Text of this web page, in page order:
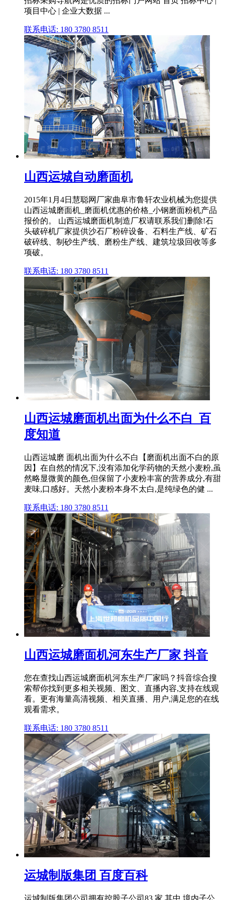
项目中心 | 企业大数据 ...
联系电话: 180 3780 8511
山西运城自动磨面机
2015年1月4日慧聪网厂家曲阜市鲁轩农业机械为您提供
山西运城磨面机_磨面机优惠的价格_小钢磨面粉机产品
报价的。 山西运城磨面机制造厂权请联系我们删除!石
头破碎机厂家提供沙石厂粉碎设备、石料生产线、矿石
破碎线、制砂生产线、磨粉生产线、建筑垃圾回收等多
项破。
联系电话: 180 3780 8511
山西运城磨面机出面为什么不白_百
度知道
山西运城磨 面机出面为什么不白【磨面机出面不白的原
因】在自然的情况下,没有添加化学药物的天然小麦粉,虽
然略显微黄的颜色,但保留了小麦粉丰富的营养成分,有甜
麦味,口感好。天然小麦粉本身不太白,是纯绿色的健 ...
联系电话: 180 3780 8511
山西运城磨面机河东生产厂家 抖音
您在查找山西运城磨面机河东生产厂家吗？抖音综合搜
索帮你找到更多相关视频、图文、直播内容,支持在线观
看。更有海量高清视频、相关直播、用户,满足您的在线
观看需求。
联系电话: 180 3780 8511
运城制版集团 百度百科
运城制版集团公司拥有控股子公司83 家,其中,境内子公